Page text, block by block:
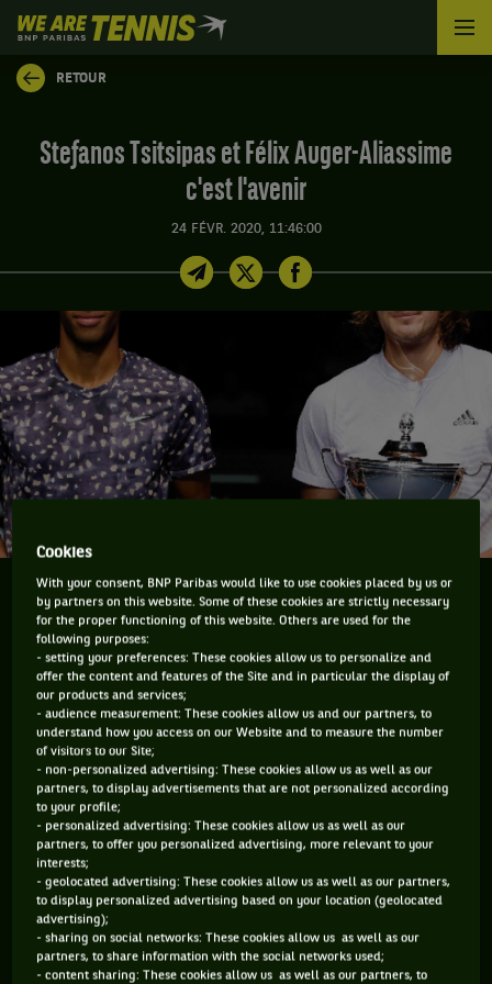
We
are
Tennis
by
Accueil
RETOUR
Stefanos Tsitsipas et Félix Auger-Aliassime
c'est l'avenir
24 FÉVR. 2020, 11:46:00
Stefanos Tsitsipas a remporté son deuxième Open 13
Provence de suite en dominant Félix Augier-
Aliassime 6/3 6/4. Une rivalité à laquelle il va falloir
s'habituer.
Le “couple” Rafael Nadal et Roger Federerva bien finir
par céder sa place et là, il sera temps de leur trouver des
remplaçants à leur hauteur. Bon, à leur hauteur, je vous le
concède, ça ne va pas être simple, vu qu'il s'agit des deux
meilleurs joueurs de l'histoire du tennis. Mais quand même,
ce n'est pas parce que Rodge et Rafa arrêtent que nous,
simples mortels de ce sport, allons nous arrêter de regarder.
Après la finale de l'Open 13 Provence d'hier, dimanche 23
février, on a peut-être un début de réponse.
Cookies
With your consent, BNP Paribas would like to use cookies placed by us or
by partners on this website. Some of these cookies are strictly necessary
for the proper functioning of this website. Others are used for the
following purposes:
- setting your preferences: These cookies allow us to personalize and
offer the content and features of the Site and in particular the display of
our products and services;
- audience measurement: These cookies allow us and our partners, to
understand how you access on our Website and to measure the number
of visitors to our Site;
- non-personalized advertising: These cookies allow us as well as our
partners, to display advertisements that are not personalized according
to your profile;
- personalized advertising: These cookies allow us as well as our
partners, to offer you personalized advertising, more relevant to your
interests;
- geolocated advertising: These cookies allow us as well as our partners,
to display personalized advertising based on your location (geolocated
advertising);
- sharing on social networks: These cookies allow us as well as our
partners, to share information with the social networks used;
- content sharing: These cookies allow us as well as our partners, to